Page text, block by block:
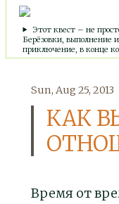
Этот квест – не
Берёзовки, выполнение
приключение, в конце
Sun, Aug 25, 2013
КАК
Время от